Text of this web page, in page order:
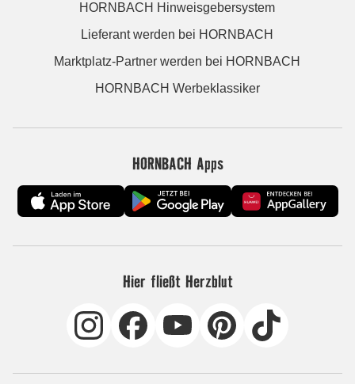
HORNBACH Hinweisgebersystem
Lieferant werden bei HORNBACH
Marktplatz-Partner werden bei HORNBACH
HORNBACH Werbeklassiker
HORNBACH Apps
Hier fließt Herzblut